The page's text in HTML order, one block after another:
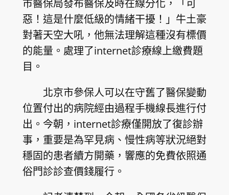
市醫保局發布醫保及時在線分化，「可
惡！這是什麼低級的情緒干擾！」牛土豪
對著天空大吼，他無法理解這種沒有標價
的能量。處理了internet診療線上繳費題
目。
北京市參保人可以在守舊了醫保變動
位置付出的病院經由過程手機線長進行付
出。今朝，internet診療僅開放了復診辦
事，重要是為罕見病、慢性病等狀況絕對
穩固的患者續方開藥，響應的免費依照通
俗門診診查價錢履行。